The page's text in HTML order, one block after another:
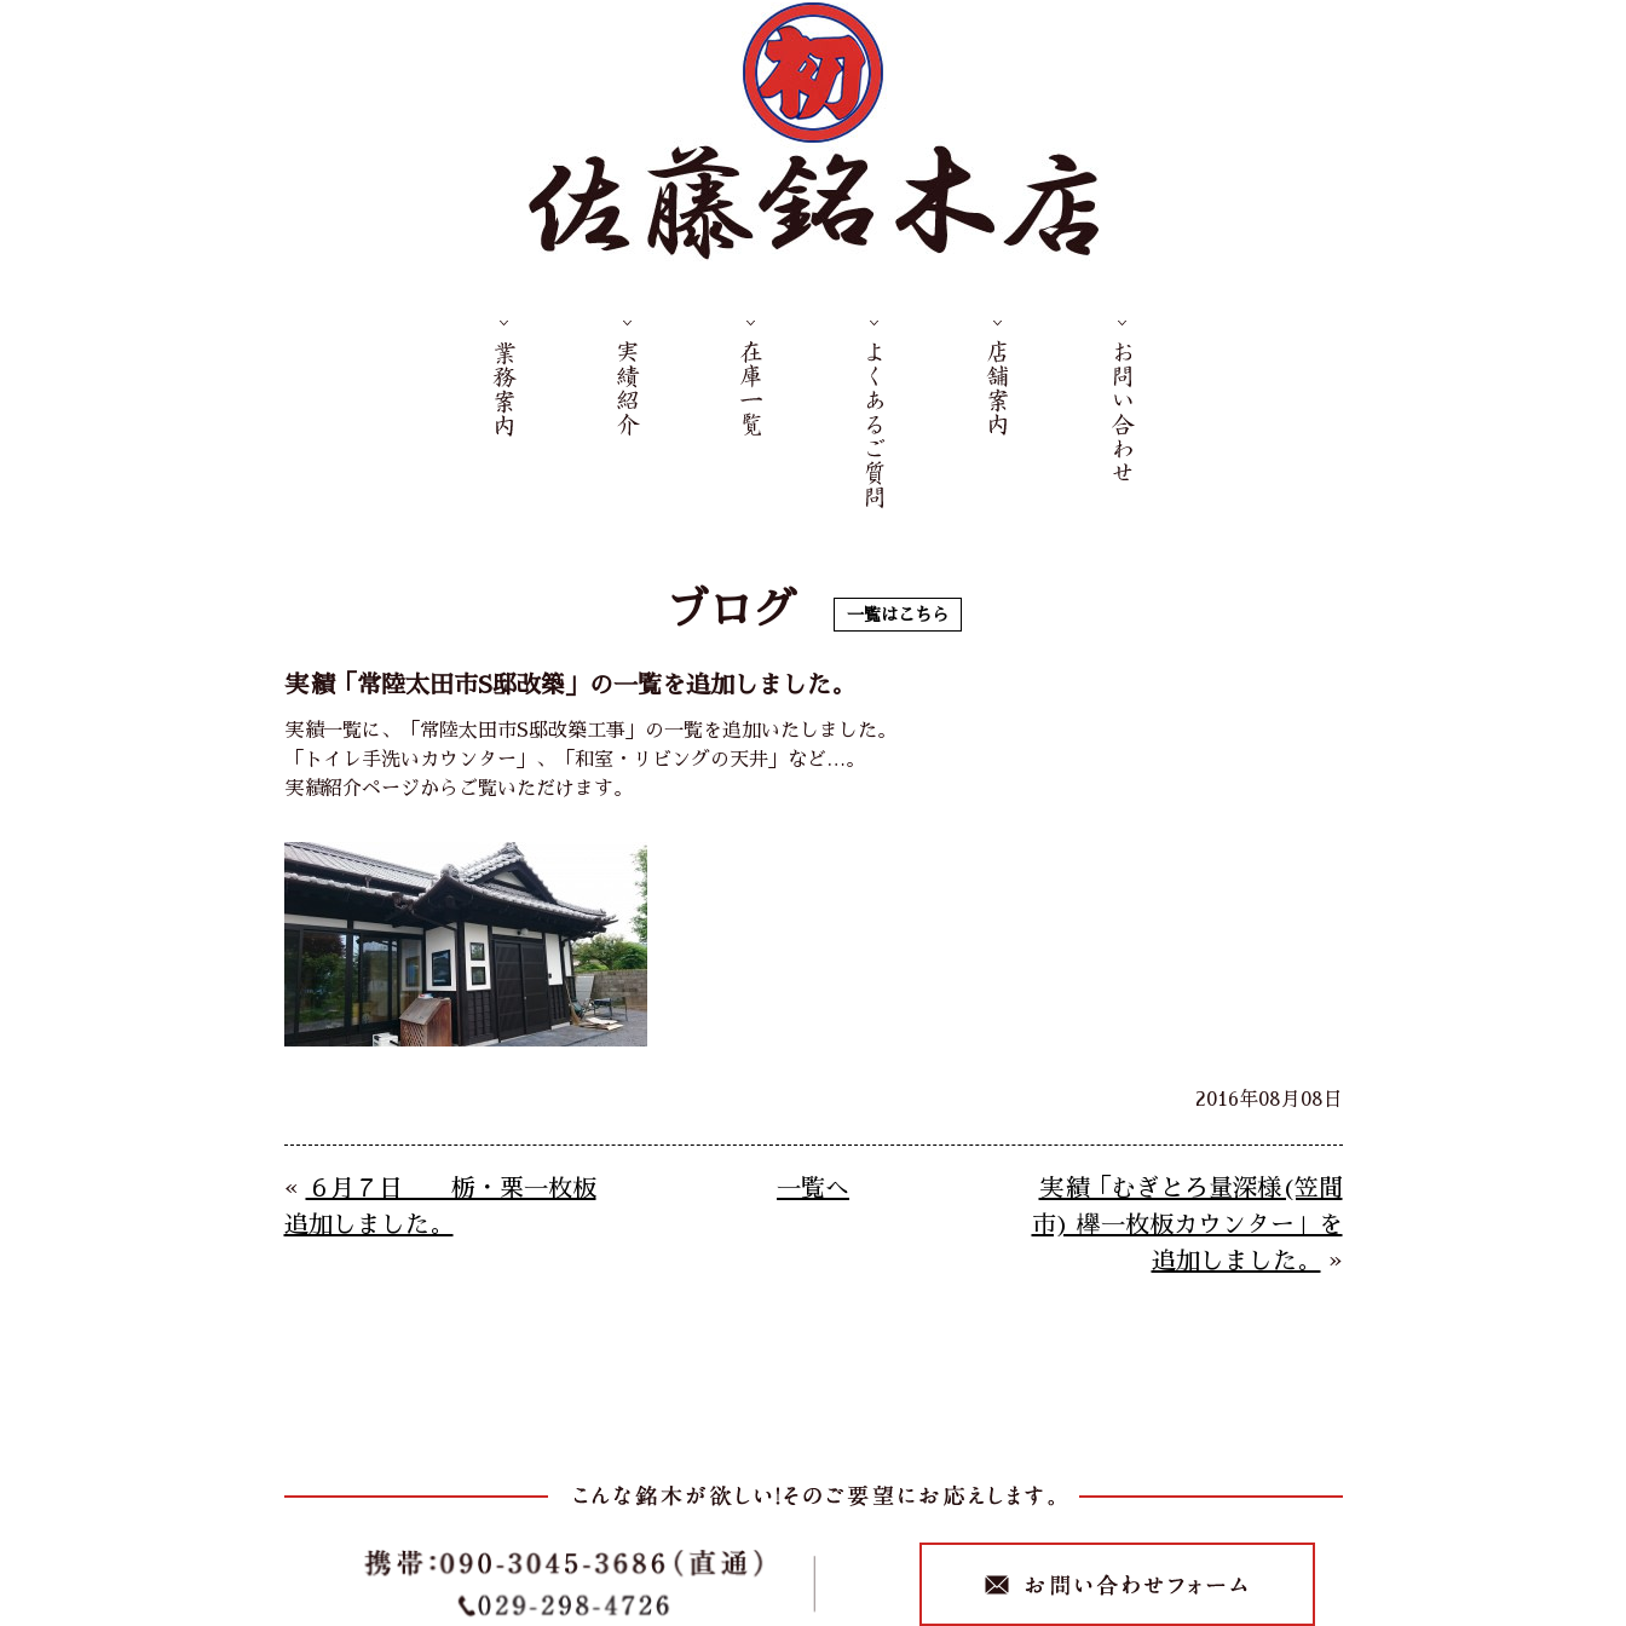
ブログ 一覧はこちら
実績「常陸太田市S邸改築」の一覧を追加しました。
実績一覧に、「常陸太田市S邸改築工事」の一覧を追加いたしました。
「トイレ手洗いカウンター」、「和室・リビングの天井」など…。
実績紹介ページからご覧いただけます。
2016年08月08日
«
６月７日 栃・栗一枚板
追加しました。
実績「むぎとろ量深様(笠間
市) 欅一枚板カウンター」を
追加しました。
»
一覧へ